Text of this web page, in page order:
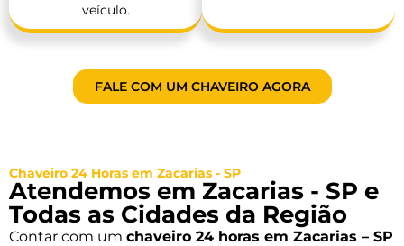
veículo.
FALE COM UM CHAVEIRO AGORA
Chaveiro 24 Horas em Zacarias - SP
Atendemos em Zacarias - SP e
Todas as Cidades da Região
Contar com um chaveiro 24 horas em Zacarias – SP